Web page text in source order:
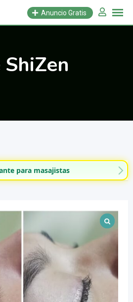
Anuncio Gratis
para masajistas